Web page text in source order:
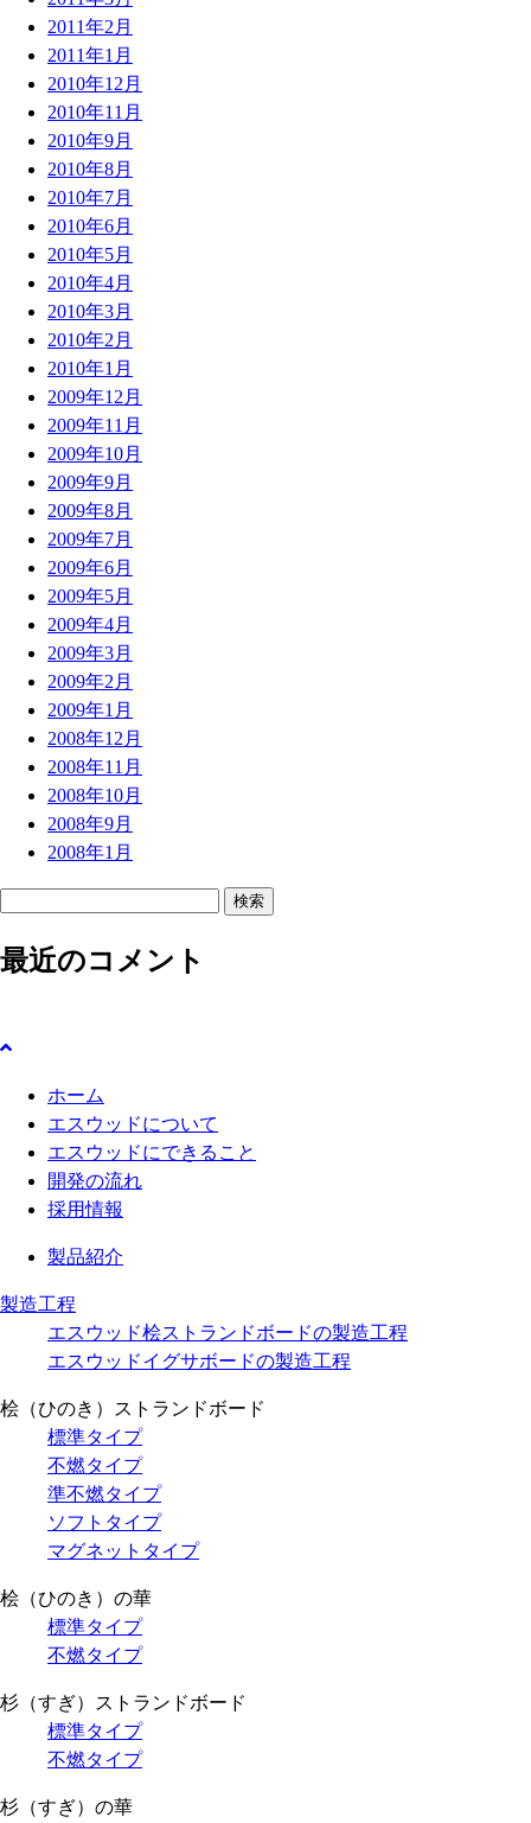
2011年2月
2011年1月
2010年12月
2010年11月
2010年9月
2010年8月
2010年7月
2010年6月
2010年5月
2010年4月
2010年3月
2010年2月
2010年1月
2009年12月
2009年11月
2009年10月
2009年9月
2009年8月
2009年7月
2009年6月
2009年5月
2009年4月
2009年3月
2009年2月
2009年1月
2008年12月
2008年11月
2008年10月
2008年9月
2008年1月
:最近のコメント
ホーム
エスウッドについて
エスウッドにできること
開発の流れ
採用情報
製品紹介
製造工程
エスウッド桧ストランドボードの製造工程
エスウッドイグサボードの製造工程
桧（ひのき）ストランドボード
標準タイプ
不燃タイプ
準不燃タイプ
ソフトタイプ
マグネットタイプ
桧（ひのき）の華
標準タイプ
不燃タイプ
杉（すぎ）ストランドボード
標準タイプ
不燃タイプ
杉（すぎ）の華